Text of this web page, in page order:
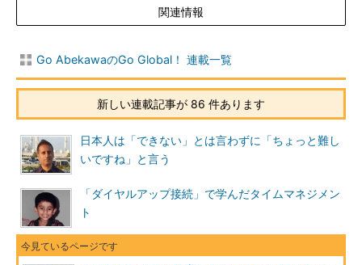
関連情報
Go AbekawaのGo Global！ 連載一覧
新しい連載記事が 86 件あります
日本人は「できない」とは言わずに「ちょっと難し
いですね」と言う
「ダイヤルアップ接続」で学んだタイムマネジメン
ト